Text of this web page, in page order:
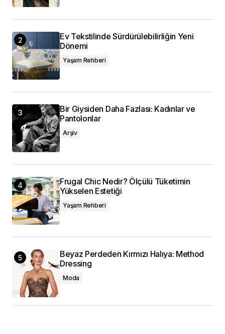
Ev Tekstilinde Sürdürülebilirliğin Yeni
Dönemi
Yaşam Rehberi
Bir Giysiden Daha Fazlası: Kadınlar ve
Pantolonlar
Arşiv
Frugal Chic Nedir? Ölçülü Tüketimin
Yükselen Estetiği
Yaşam Rehberi
Beyaz Perdeden Kırmızı Halıya: Method
Dressing
Moda